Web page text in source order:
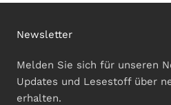
Newsletter
Melden Sie sich für unseren
Updates und Lesestoff über
erhalten.